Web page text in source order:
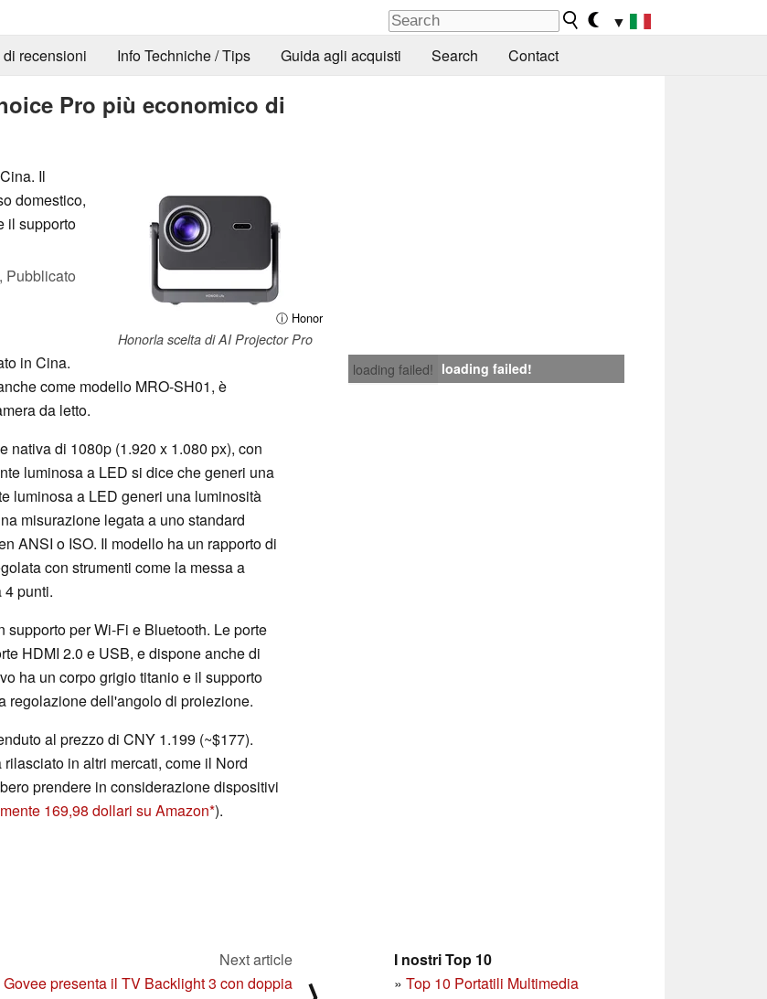
▼
recensioni Info Techniche / Tips Guida agli acquisti Search Contact
Pro più economico di
ⓘ Honor
Honorla scelta di AI Projector Pro
Il
domestico,
il supporto
Pubblicato
loading failed! loading failed!
in Cina.
come modello MRO-SH01, è
da letto.
nativa di 1080p (1.920 x 1.080 px), con
luminosa a LED si dice che generi una
luminosa a LED generi una luminosità
misurazione legata a uno standard
ANSI o ISO. Il modello ha un rapporto di
con strumenti come la messa a
4 punti.
per Wi-Fi e Bluetooth. Le porte
HDMI 2.0 e USB, e dispone anche di
ha un corpo grigio titanio e il supporto
regolazione dell'angolo di proiezione.
al prezzo di CNY 1.199 (~$177).
in altri mercati, come il Nord
prendere in considerazione dispositivi
169,98 dollari su Amazon ).
I nostri Top 10
» Top 10 Portatili Multimedia
Next article
Govee presenta il TV Backlight 3 con doppia